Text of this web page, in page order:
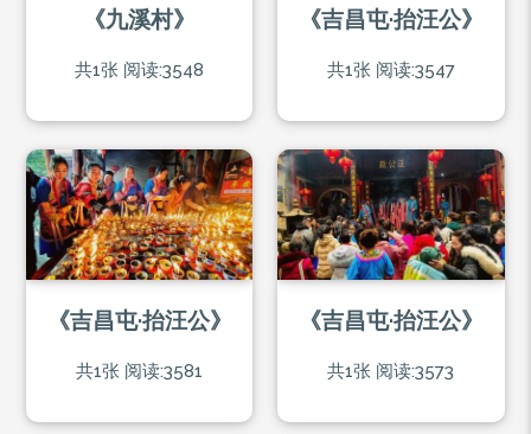
《九溪村》
共1张 阅读:3548
《吉昌屯·抬汪公》
共1张 阅读:3547
《吉昌屯·抬汪公》
共1张 阅读:3581
《吉昌屯·抬汪公》
共1张 阅读:3573